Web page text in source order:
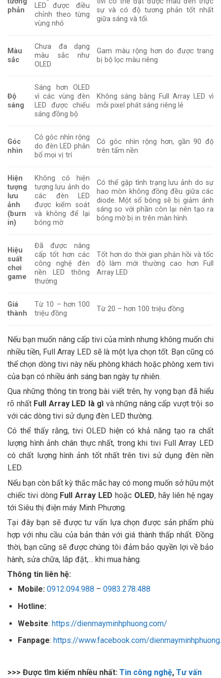
phản
LED được điều
chỉnh theo từng
vùng nhỏ
sự và có độ tương phản tốt nhất
giữa sáng và tối.
Màu
sắc
Chưa đa dạng
màu sắc như
OLED
Gam màu rộng hơn do được trang
bị bộ lọc màu riêng
Độ
sáng
Sáng hơn OLED
vì các vùng đèn
LED được chiếu
sáng đồng bộ
Không sáng bằng Full Array LED vì
mỗi pixel phát sáng riêng lẻ
Góc
nhìn
Có góc nhìn rộng
do đèn LED phân
bổ mọi vị trí
Có góc nhìn rộng hơn, gần 90 độ
trên tấm nền
Hiện
tượng
lưu
ảnh
(burn
in)
Không có hiện
tượng lưu ảnh do
các đèn LED
được kiểm soát
và không để lại
bóng mờ
Có thể gặp tình trạng lưu ảnh do sự
hao mòn không đồng đều giữa các
diode. Một số bóng sẽ bị giảm ánh
sáng so với phần còn lại nên tạo ra
bóng mờ bị in trên màn hình.
Hiệu
suất
chơi
game
Đã được nâng
cấp tốt hơn các
công nghệ đèn
nền LED thông
thường
Tốt hơn do thời gian phản hồi và tốc
độ làm mới thường cao hơn Full
Array LED
Giá
thành
Từ 10 – hơn 100
triệu đồng
Từ 20 – hơn 100 triệu đồng
Nếu bạn muốn nâng cấp tivi của mình nhưng không muốn chi
nhiều tiền, Full Array LED sẽ là một lựa chọn tốt. Bạn cũng có
thể chọn dòng tivi này nếu phòng khách hoặc phòng xem tivi
của bạn có nhiều ánh sáng ban ngày tự nhiên.
Qua những thông tin trong bài viết trên, hy vọng bạn đã hiểu
rõ nhất Full Array LED là gì và những nâng cấp vượt trội so
với các dòng tivi sử dụng đèn LED thường.
Có thể thấy rằng, tivi OLED hiện có khả năng tạo ra chất
lượng hình ảnh chân thực nhất, trong khi tivi Full Array LED
có chất lượng hình ảnh tốt nhất trên tivi sử dụng đèn nền
LED.
Nếu bạn còn bất kỳ thắc mắc hay có mong muốn sở hữu một
chiếc tivi dòng Full Array LED hoặc OLED, hãy liên hệ ngay
tới Siêu thị điện máy Minh Phương.
Tại đây bạn sẽ được tư vấn lựa chọn được sản phẩm phù
hợp với nhu cầu của bản thân với giá thành thấp nhất. Đồng
thời, bạn cũng sẽ được chúng tôi đảm bảo quyền lợi về bảo
hành, sửa chữa, lắp đặt,… khi mua hàng.
Thông tin liên hệ:
Mobile: 0912.094.988 – 0983.278.488
Hotline:
Website: https://dienmayminhphuong.com/
Fanpage: https://www.facebook.com/
>>> Được tìm kiếm nhiều nhất: Tin công nghệ, Tư vấn